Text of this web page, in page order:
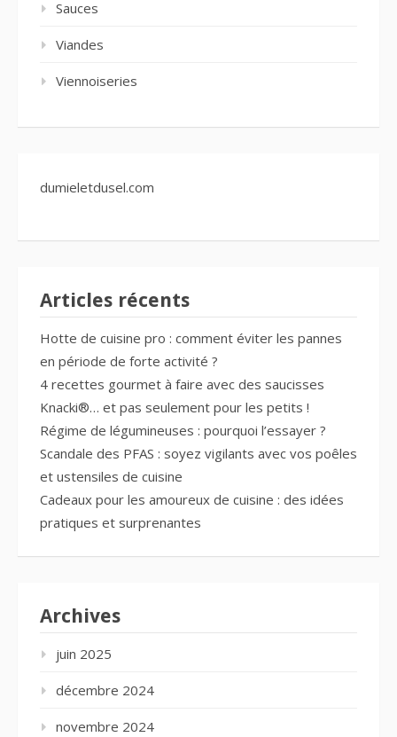
Sauces
Viandes
Viennoiseries
dumieletdusel.com
Articles récents
Hotte de cuisine pro : comment éviter les pannes
en période de forte activité ?
4 recettes gourmet à faire avec des saucisses
Knacki®… et pas seulement pour les petits !
Régime de légumineuses : pourquoi l’essayer ?
Scandale des PFAS : soyez vigilants avec vos poêles
et ustensiles de cuisine
Cadeaux pour les amoureux de cuisine : des idées
pratiques et surprenantes
Archives
juin 2025
décembre 2024
novembre 2024